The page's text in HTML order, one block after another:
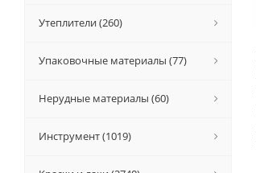
Утеплители (260)
Упаковочные материалы (77)
Нерудные материалы (60)
Инструмент (1019)